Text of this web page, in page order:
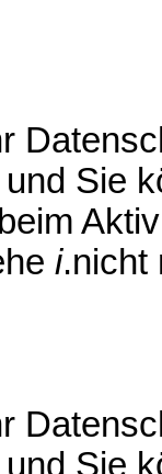
Sie
i.nicht
Sie